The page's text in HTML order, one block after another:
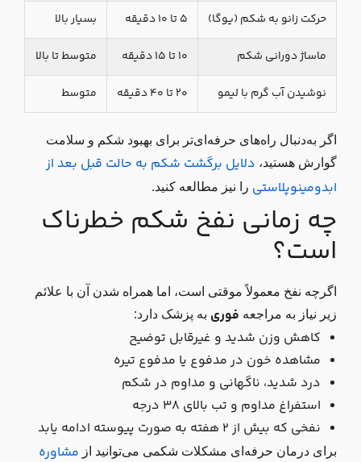
حرکت زانو به شکم (یوگا) بسیار بالا
ماساژ دورانی شکم متوسط تا بالا
نوشیدن آب گرم با لیمو ۲۰ تا ۴۰ دقیقه متوسط
اگر به‌دنبال راه‌های حرفه‌ای‌تر برای بهبود شکم و سلامت
گوارش هستید،دلایل برگشت شکم به حالت قبل بعد از
ابدومینوپلاستیرا نیز مطالعه کنید.
چه زمانی نفخ شکم خطرناک
است؟
اگرچه نفخ معمولاً موقتی است، اما همراه شدن آن با علائم
زیر نیاز به مراجعهفوریبه پزشک دارد:
کاهش وزن شدید و غیرقابل توضیح
مشاهده خون در مدفوع یا مدفوع تیره
درد شدید، ناگهانی و مداوم در شکم
استفراغ مداوم و تب بالای ۳۸ درجه
نفخی که بیش از ۲ هفته به صورت پیوسته ادامه یابد
برای درمان حرفه‌ای مشکلات شکمی می‌توانید از مشاوره